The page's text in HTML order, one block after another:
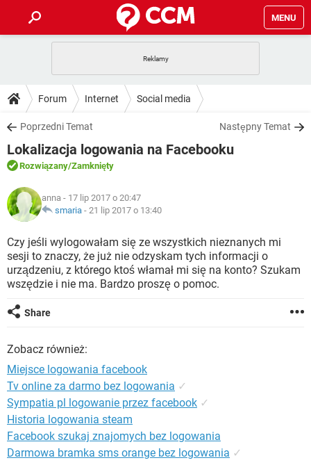
MENU
GRY WHATSAPP
SPOTIFY
INSTAGRAM FACEBOOK
WINDOWS 10
PORADY
PlayStation
SPOTIFY
INSTAGRAM
WINDOWS 10
DO POBRANIA
ANDROID TIKTOK
GRY
IOS
INSTAGRAM
WINDOWS 10
FORUM
COVID-19
GRY
INSTAGRAM FACEBOOK
WINDOWS 10
ARTYKUŁY
COVID-19
GRY WHATSAPP
SPOTIFY NETFLIX
INSTAGRAM FACEBOOK
WINDOWS 10
Forum Internet Social media
Poprzedni Temat Następny Temat
Lokalizacja logowania na Facebooku
Rozwiązany/Zamknięty
anna - 17 lip 2017 o 20:47
smaria - 21 lip 2017 o 13:40
Czy jeśli wylogowałam się ze wszystkich nieznanych mi
sesji to znaczy, że już nie odzyskam tych informacji o
urządzeniu, z którego ktoś włamał mi się na konto? Szukam
wszędzie i nie ma. Bardzo proszę o pomoc.
Share
Zobacz również:
Miejsce logowania facebook
Tv online za darmo bez logowania ✓
Sympatia pl logowanie przez facebook ✓
Historia logowania steam
Facebook szukaj znajomych bez logowania
Darmowa bramka sms orange bez logowania ✓